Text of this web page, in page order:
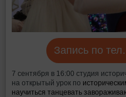
Запись по
7 сентября в 16:00 студия
на открытый урок по
научиться танцевать